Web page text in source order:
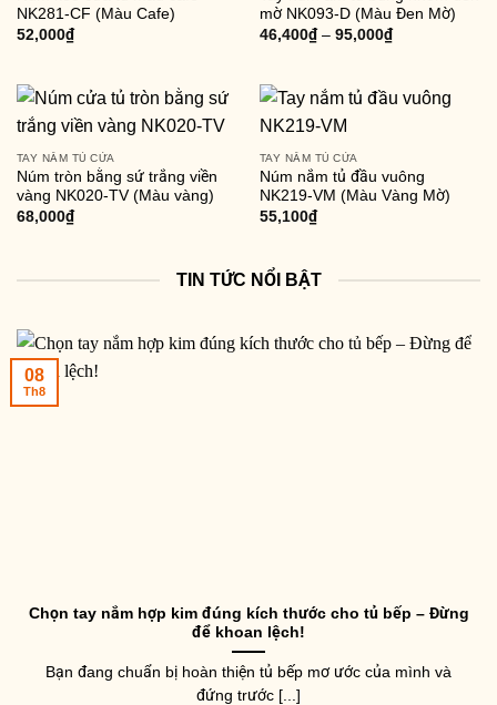
NK281-CF (Màu Cafe)
52,000₫
mờ NK093-D (Màu Đen Mờ)
46,400₫– 95,000₫
TAY NẮM TỦ CỬA
Núm tròn bằng sứ trắng viền
vàng NK020-TV (Màu vàng)
68,000₫
TAY NẮM TỦ CỬA
Núm nắm tủ đầu vuông
NK219-VM (Màu Vàng Mờ)
55,100₫
TIN TỨC NỔI BẬT
Chọn tay nắm hợp kim đúng kích thước cho tủ bếp – Đừng
để khoan lệch!
Bạn đang chuẩn bị hoàn thiện tủ bếp mơ ước của mình và
đứng trước [...]
08
Th8